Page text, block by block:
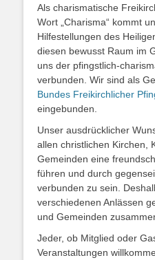
Als charismatische
Wort „Charisma“ kommt
Hilfestellungen des
diesen bewusst Raum im
uns der pfingstlich-
verbunden. Wir sind als
Bundes Freikirchlicher
eingebunden.
Unser ausdrücklicher
allen christlichen Kirchen,
Gemeinden eine
führen und durch
verbunden zu sein.
verschiedenen Anlässen
und Gemeinden
Jeder, ob Mitglied oder
Veranstaltungen